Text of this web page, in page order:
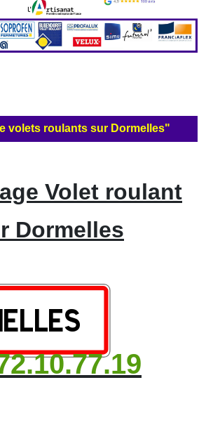
volets roulants sur Dormelles"
Volet roulant
Dormelles